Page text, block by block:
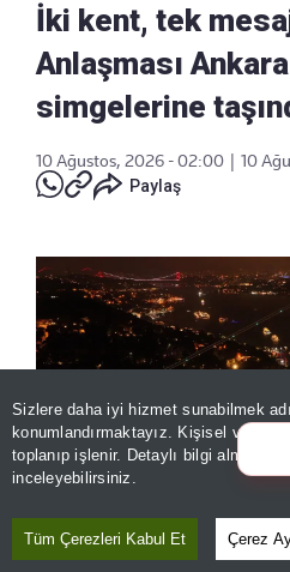
Sizlere daha iyi hizmet sunabilmek
konumlandırmaktayız. Kişisel
toplanıp işlenir. Detaylı bilgi almak için
inceleyebilirsiniz.
Tüm Çerezleri Kabul Et Çerez
İki kent, tek
Anlaşması
simgelerine
10 Ağustos, 2026 - 02:00
10
Paylaş
Mekke Ortak Savunma